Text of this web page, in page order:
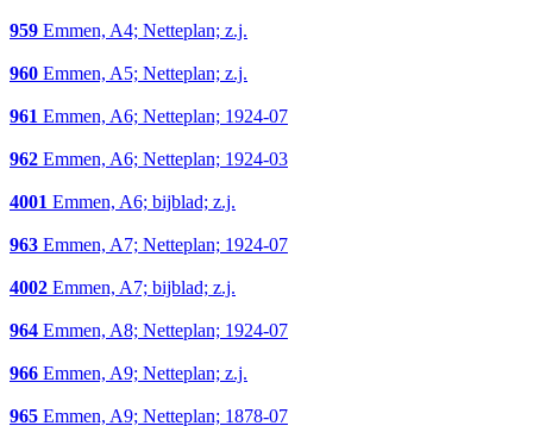
959 Emmen, A4; Netteplan; z.j.
960 Emmen, A5; Netteplan; z.j.
961 Emmen, A6; Netteplan; 1924-07
962 Emmen, A6; Netteplan; 1924-03
4001 Emmen, A6; bijblad; z.j.
963 Emmen, A7; Netteplan; 1924-07
4002 Emmen, A7; bijblad; z.j.
964 Emmen, A8; Netteplan; 1924-07
966 Emmen, A9; Netteplan; z.j.
965 Emmen, A9; Netteplan; 1878-07